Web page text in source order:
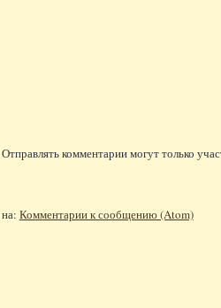
комментарии могут только
Комментарии к сообщению (Atom)